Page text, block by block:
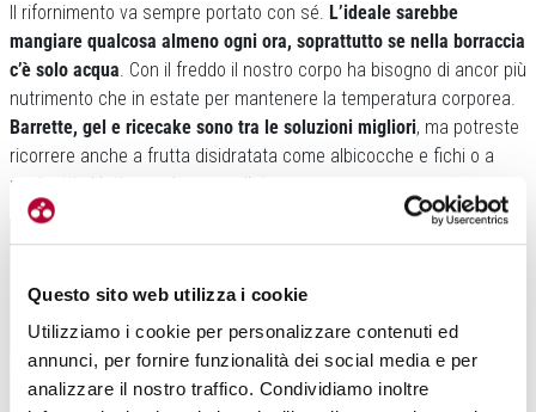
Questo sito web utilizza i cookie
Utilizziamo i cookie per personalizzare contenuti ed
annunci, per fornire funzionalità dei social media e per
analizzare il nostro traffico. Condividiamo inoltre
Il rifornimento va sempre portato con sé. L’ideale sarebbe
mangiare qualcosa almeno ogni ora, soprattutto se nella borraccia
c’è solo acqua. Con il freddo il nostro corpo ha bisogno di ancor più
nutrimento che in estate per mantenere la temperatura corporea.
Barrette, gel e ricecake sono tra le soluzioni migliori, ma potreste
ricorrere anche a frutta disidratata come albicocche e fichi o a
paninetti al latte con la marmellata.